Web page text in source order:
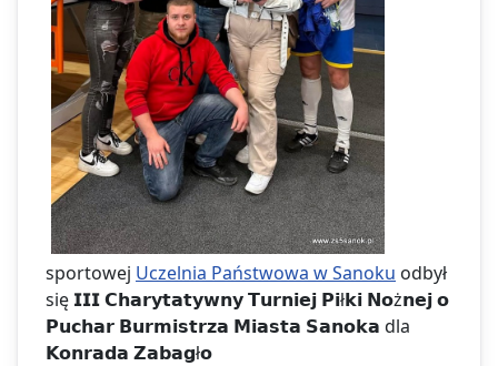
sportowej Uczelnia Państwowa w Sanoku odbył
się 𝗜𝗜𝗜 𝗖𝗵𝗮𝗿𝘆𝘁𝗮𝘁𝘆𝘄𝗻𝘆 𝗧𝘂𝗿𝗻𝗶𝗲𝗷 𝗣𝗶ł𝗸𝗶 𝗡𝗼ż𝗻𝗲𝗷 𝗼
𝗣𝘂𝗰𝗵𝗮𝗿 𝗕𝘂𝗿𝗺𝗶𝘀𝘁𝗿𝘇𝗮 𝗠𝗶𝗮𝘀𝘁𝗮 𝗦𝗮𝗻𝗼𝗸𝗮 dla
𝗞𝗼𝗻𝗿𝗮𝗱𝗮 𝗭𝗮𝗯𝗮𝗴ł𝗼